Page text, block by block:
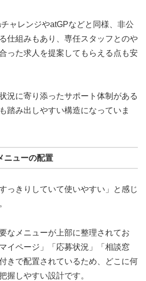
ャレンジやatGPなどと同様、非公
仕組みもあり、専任スタッフとのや
った求人を提案してもらえる点も安
況に寄り添ったサポート体制がある
踏み出しやすい構造になっていま
ニューの配置
っきりしていて使いやすい」と感じ
なメニューが上部に整理されてお
イページ」「応募状況」「相談窓
きで配置されているため、どこに何
握しやすい設計です。